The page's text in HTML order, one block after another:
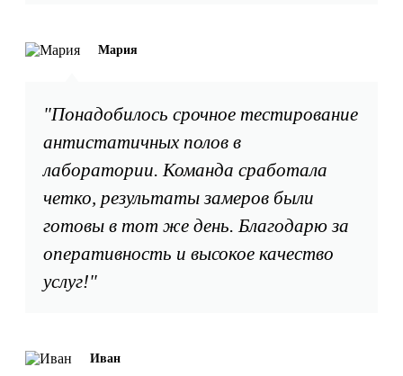
"Понадобилось срочное тестирование
антистатичных полов в
лаборатории. Команда сработала
четко, результаты замеров были
готовы в тот же день. Благодарю за
оперативность и высокое качество
услуг!"
Мария
Иван